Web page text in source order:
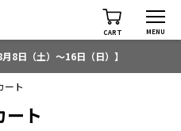
CART MENU
8日（土）～16日（日）】
ート
ート